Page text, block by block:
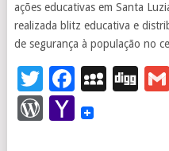
ações educativas em Santa
realizada blitz educativa e
de segurança à população no
Twitter
WordPress
Yahoo